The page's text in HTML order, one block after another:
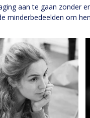
aan te gaan zonder
minderbedeelden om